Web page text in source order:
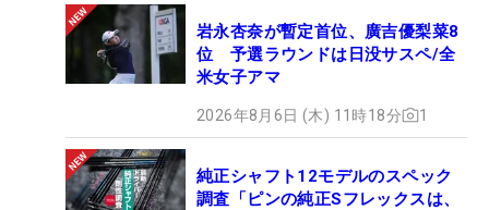
岩永杏奈が暫定首位、廣吉優梨菜8
位 予選ラウンドは日没サスペ/全
米女子アマ
2026年8月6日 (木) 11時18分 1
純正シャフト12モデルのスペック
調査「ピンの純正Sフレックスは、